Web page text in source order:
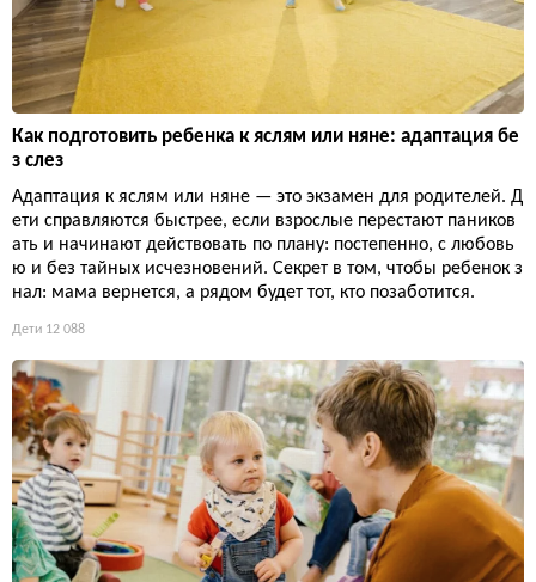
Как подготовить ребенка к яслям или няне: адаптация бе
з слез
Адаптация к яслям или няне — это экзамен для родителей. Д
ети справляются быстрее, если взрослые перестают паников
ать и начинают действовать по плану: постепенно, с любовь
ю и без тайных исчезновений. Секрет в том, чтобы ребенок з
нал: мама вернется, а рядом будет тот, кто позаботится.
Дети 12 088